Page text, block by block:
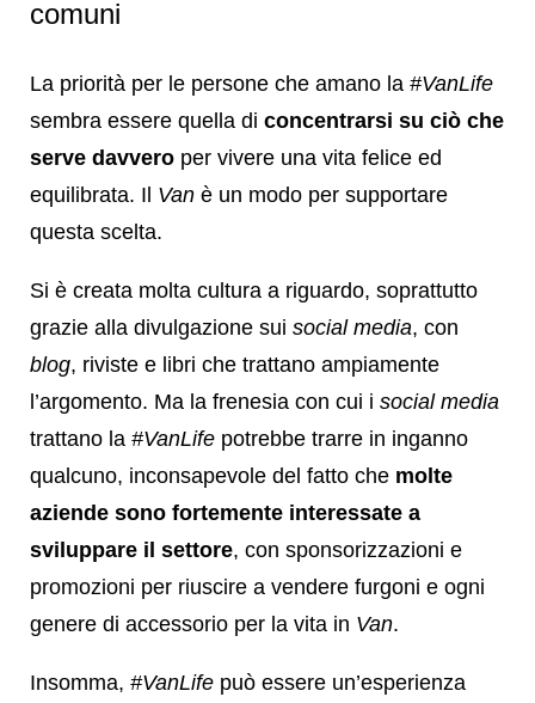
comuni
La priorità per le persone che amano la #VanLife
sembra essere quella di concentrarsi su ciò che
serve davvero per vivere una vita felice ed
equilibrata. Il Van è un modo per supportare
questa scelta.
Si è creata molta cultura a riguardo, soprattutto
grazie alla divulgazione sui social media, con
blog, riviste e libri che trattano ampiamente
l’argomento. Ma la frenesia con cui i social media
trattano la #VanLife potrebbe trarre in inganno
qualcuno, inconsapevole del fatto che molte
aziende sono fortemente interessate a
sviluppare il settore, con sponsorizzazioni e
promozioni per riuscire a vendere furgoni e ogni
genere di accessorio per la vita in Van.
Insomma, #VanLife può essere un’esperienza